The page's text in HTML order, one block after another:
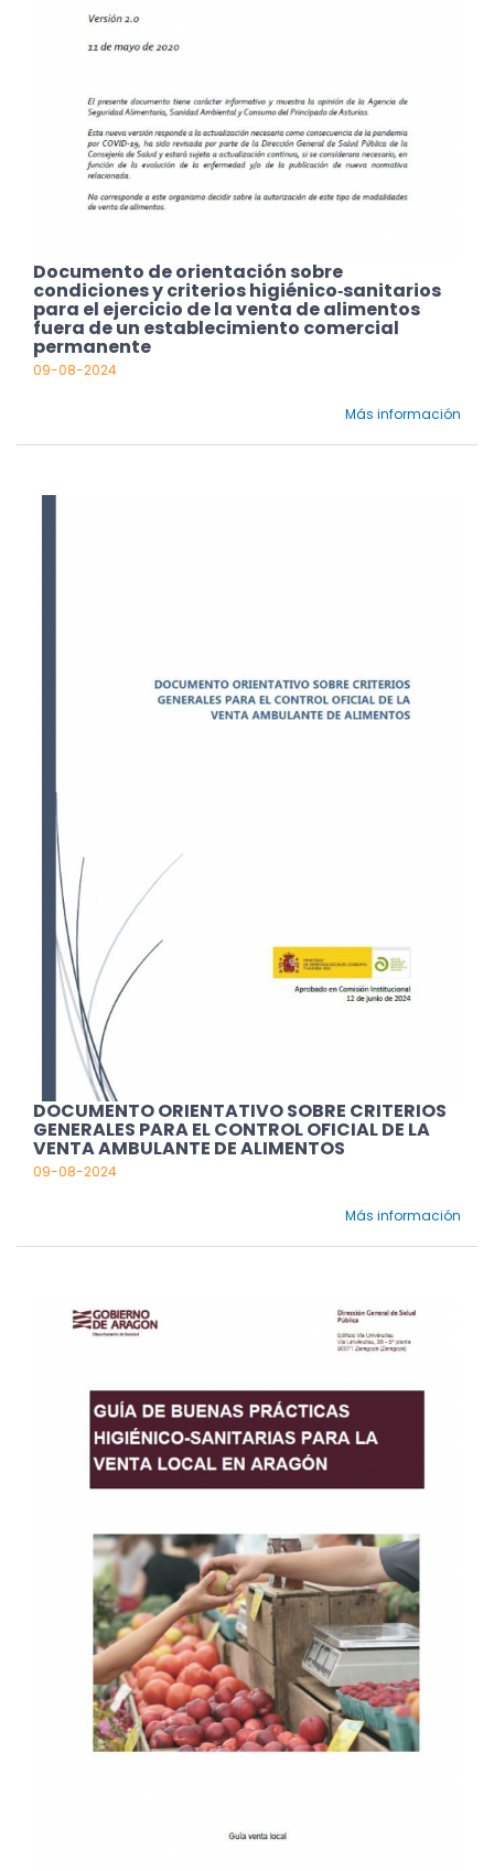
Documento de orientación sobre
condiciones y criterios higiénico‐sanitarios
para el ejercicio de la venta de alimentos
fuera de un establecimiento comercial
permanente
09-08-2024
Más información
DOCUMENTO ORIENTATIVO SOBRE CRITERIOS
GENERALES PARA EL CONTROL OFICIAL DE LA
VENTA AMBULANTE DE ALIMENTOS
09-08-2024
Más información